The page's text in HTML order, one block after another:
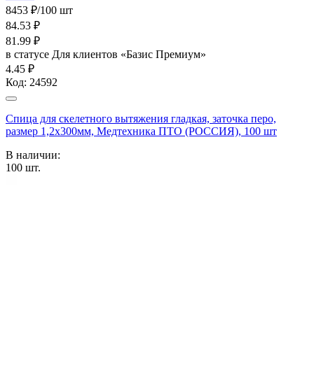
8453 ₽/100 шт
84.53 ₽
81.99 ₽
в статусе Для клиентов «Базис Премиум»
4.45 ₽
Код: 24592
Спица для скелетного вытяжения гладкая, заточка перо,
размер 1,2х300мм, Медтехника ПТО (РОССИЯ), 100 шт
В наличии:
100 шт.